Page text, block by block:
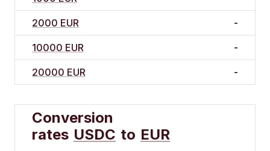
2000 EUR -
10000 EUR -
20000 EUR -
Conversion
rates USDC to EUR